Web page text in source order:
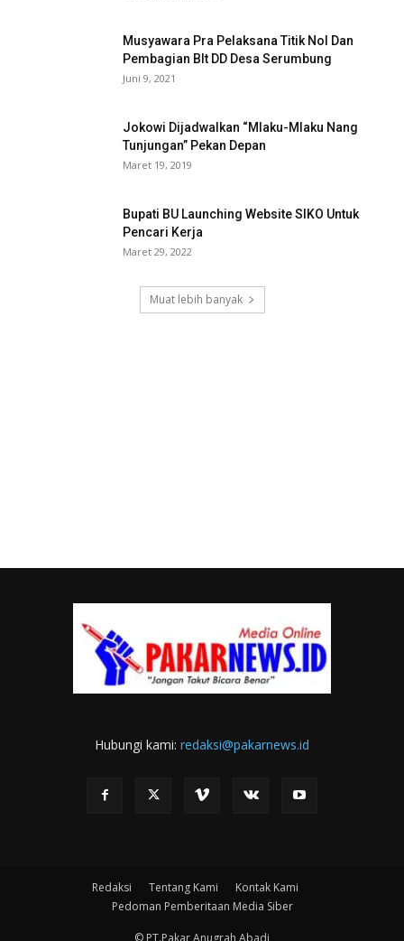
Musyawara Pra Pelaksana Titik Nol Dan
Pembagian Blt DD Desa Serumbung
Juni 9, 2021
Jokowi Dijadwalkan “Mlaku-Mlaku Nang
Tunjungan” Pekan Depan
Maret 19, 2019
Bupati BU Launching Website SIKO Untuk
Pencari Kerja
Maret 29, 2022
Muat lebih banyak
Hubungi kami: redaksi@pakarnews.id
Redaksi Tentang Kami
Kontak Kami
Pedoman Pemberitaan Media Siber